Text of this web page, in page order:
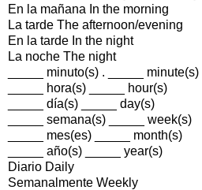
En la mañana In the morning
La tarde The afternoon/evening
En la tarde In the night
La noche The night
_____ minuto(s) . _____ minute(s)
_____ hora(s) _____ hour(s)
_____ día(s) _____ day(s)
_____ semana(s) _____ week(s)
_____ mes(es) _____ month(s)
_____ año(s) _____ year(s)
Diario Daily
Semanalmente Weekly